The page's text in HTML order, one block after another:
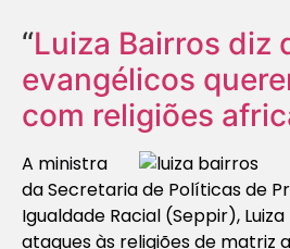
“Luiza Bairros diz
evangélicos
com religiões
A ministra
da Secretaria de Políticas de
Igualdade Racial (Seppir),
ataques às religiões de matriz